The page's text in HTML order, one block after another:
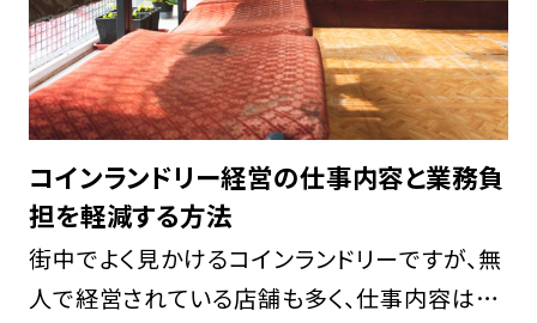
コインランドリー経営の仕事内容と業務負
担を軽減する方法
街中でよく見かけるコインランドリーですが、無
人で経営されている店舗も多く、仕事内容はど